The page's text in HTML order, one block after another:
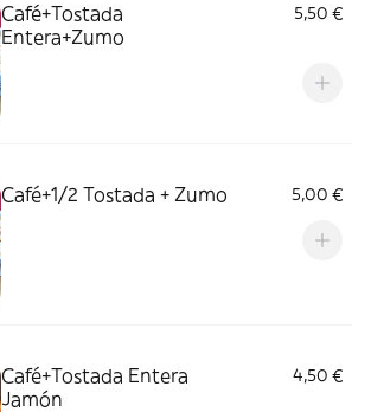
Café+Tostada
Entera+Zumo
5,50 €
Café+1/2 Tostada + Zumo 5,00 €
Café+Tostada Entera
Jamón
4,50 €